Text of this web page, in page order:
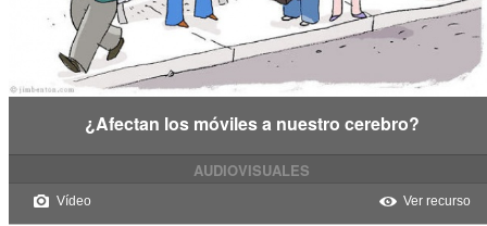
¿Afectan los móviles a nuestro cerebro?
AUDIOVISUALES
Vídeo Ver recurso